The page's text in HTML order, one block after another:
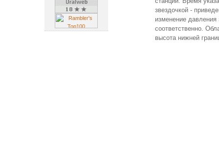
звездочкой -
изменение давления
соответственно.
высота нижней